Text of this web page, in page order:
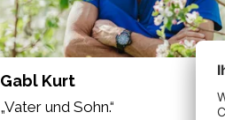
Gabl Kurt
„Vater und Sohn.“